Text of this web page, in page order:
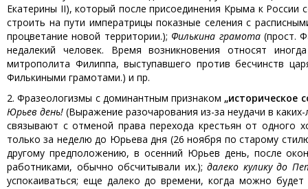
Екатерины II), который после присоединения Крыма к
строить на пути императрицы показные селения с
процветание новой территории.); Филькина грамота (прост.
недалекий человек. Время возникновения относят
митрополита Филиппа, выступавшего против бесчинств
Филькиными грамотами.) и пр.
2. Фразеологизмы с доминантным признаком „историческое
Юрьев день! (Выражение разочарования из-за неудачи в
связывают с отменой права перехода крестьян от одного
только за неделю до Юрьева дня (26 ноября по старому
другому предположению, в осенний Юрьев день, после
работниками, обычно обсчитывали их.);далеко кулику до
успокаиваться; еще далеко до времени, когда можно